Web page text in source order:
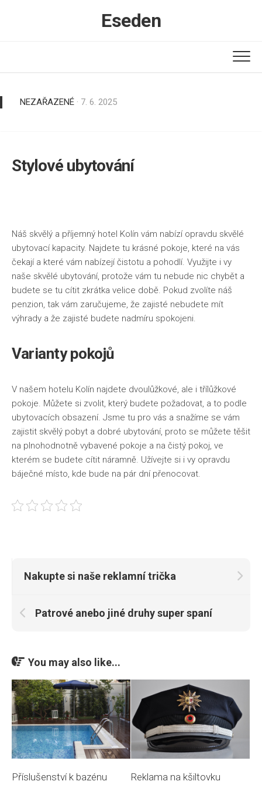
Eseden
NEZAŘAZENÉ · 7. 6. 2025
Stylové ubytování
Náš skvělý a příjemný hotel Kolín vám nabízí opravdu skvělé
ubytovací kapacity. Najdete tu krásné pokoje, které na vás
čekají a které vám nabízejí čistotu a pohodlí. Využijte i vy
naše skvělé ubytování, protože vám tu nebude nic chybět a
budete se tu cítit zkrátka velice době. Pokud zvolíte náš
penzion, tak vám zaručujeme, že zajisté nebudete mít
výhrady a že zajisté budete nadmíru spokojeni.
Varianty pokojů
V našem hotelu Kolín najdete dvoulůžkové, ale i třílůžkové
pokoje. Můžete si zvolit, který budete požadovat, a to podle
ubytovacích obsazení. Jsme tu pro vás a snažíme se vám
zajistit skvělý pobyt a dobré ubytování, proto se můžete těšit
na plnohodnotně vybavené pokoje a na čistý pokoj, ve
kterém se budete cítit náramně. Užívejte si i vy opravdu
báječné místo, kde bude na pár dní přenocovat.
Nakupte si naše reklamní trička
Patrové anebo jiné druhy super spaní
You may also like...
Příslušenství k bazénu Reklama na kšiltovku